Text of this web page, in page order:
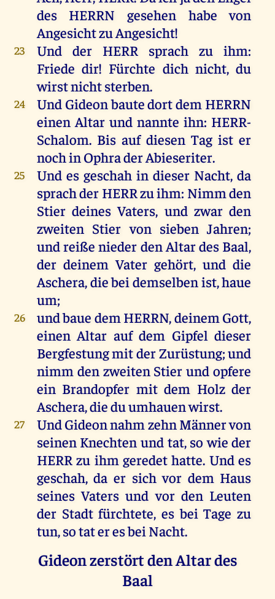
des
HERRN gesehen habe
von
AngesichtzuAngesicht!
23 Und der HERR sprach zu ihm:
Friede dir! Fürchte dich nicht,du
wirstnichtsterben.
24 Und Gideonbautedortdem HERRN
einen Altar und nannte ihn: HERR-
Schalom. Bis auf diesen Tag ist er
nochinOphraderAbieseriter.
25 Und es geschah in dieser Nacht,da
sprachder HERRzuihm: Nimmden
Stier deines Vaters, und zwar den
zweiten Stier von sieben Jahren;
undreiße nieder denAltardes Baal,
der deinem Vater gehört,und die
Aschera,diebei demselbenist,haue
um;
26 undbaue dem HERRN,deinem Gott,
einen Altar auf dem Gipfeldieser
BergfestungmitderZurüstung;und
nimm den zweiten Stier und opfere
ein Brandopfer mit dem Holz der
Aschera,dieduumhauenwirst.
27 UndGideonnahm zehnMännervon
seinen Knechten und tat, so wie der
HERR zu ihm geredet hatte. Und es
geschah,da er sich vor dem Haus
seines Vaters und vor den Leuten
der Stadt fürchtete,es bei Tage zu
tun,sotateresbei Nacht.
Gideon zerstört den Altar des
Baal